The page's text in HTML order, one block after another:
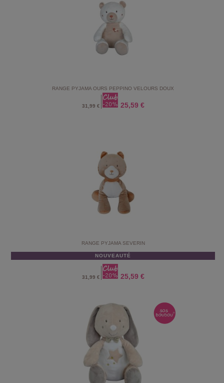
RANGE PYJAMA OURS PEPPINO VELOURS DOUX
31,99 € 25,59 €
RANGE PYJAMA SEVERIN
NOUVEAUTÉ
31,99 € 25,59 €